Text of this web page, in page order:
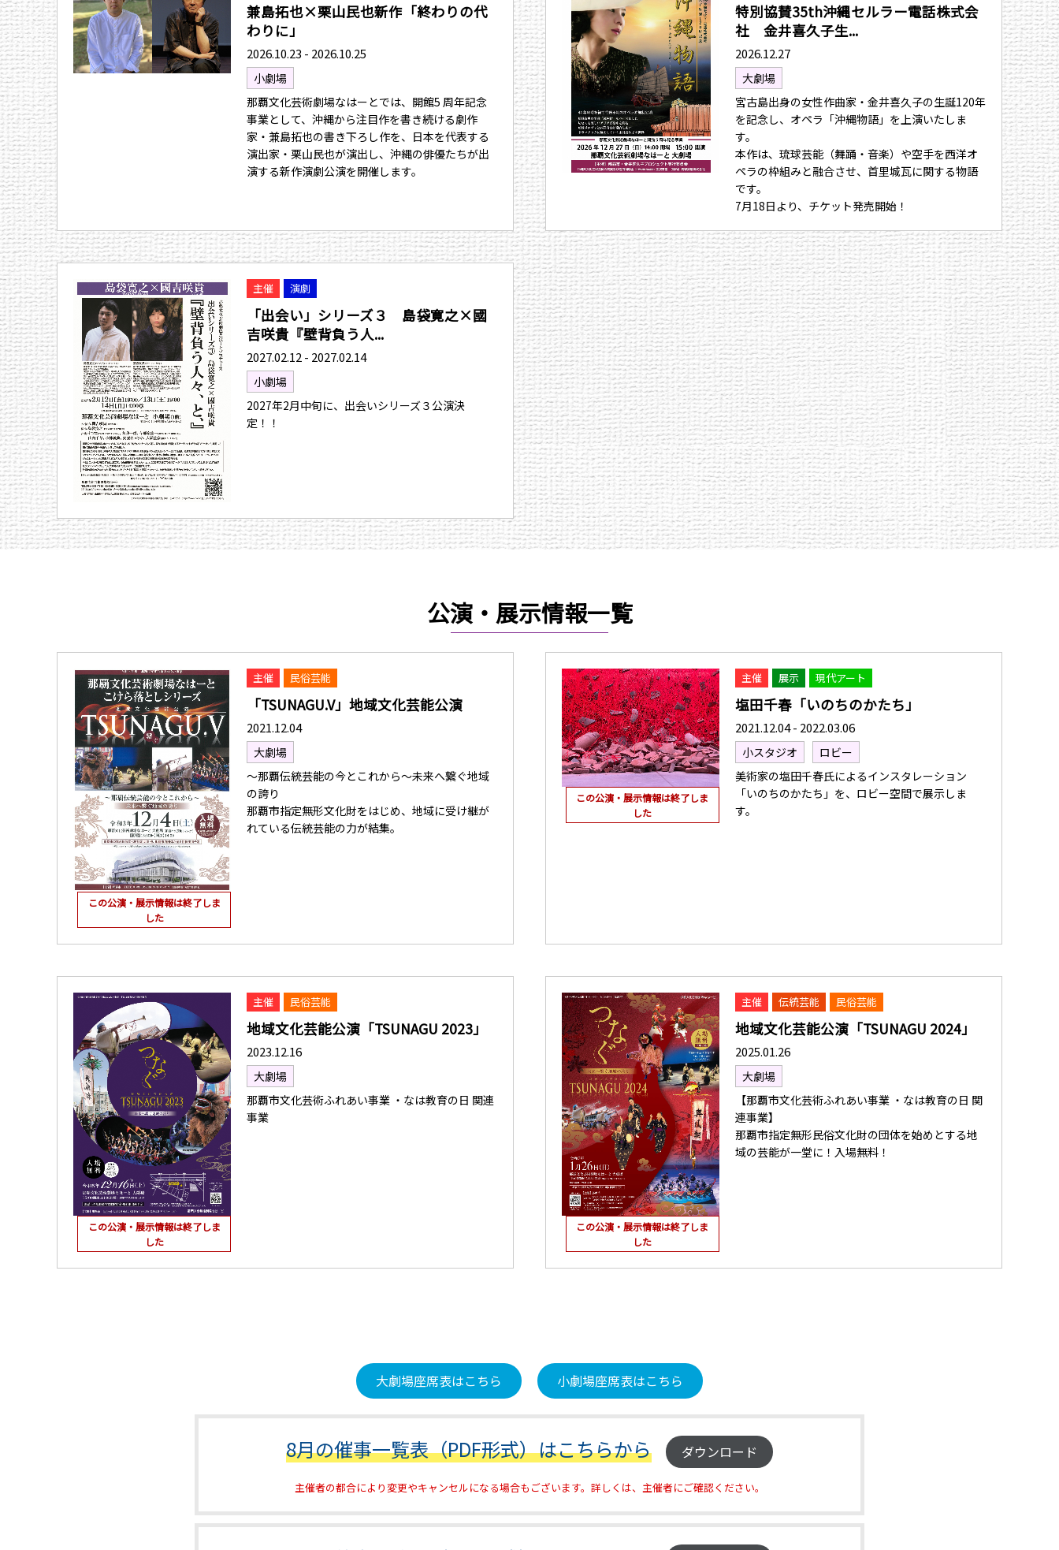
兼島拓也×栗山民也新作「終わりの代
わりに」
2026.10.23 - 2026.10.25
小劇場
那覇文化芸術劇場なはーとでは、開館5 周年記念
事業として、沖縄から注目作を書き続ける劇作
家・兼島拓也の書き下ろし作を、日本を代表する
演出家・栗山民也が演出し、沖縄の俳優たちが出
演する新作演劇公演を開催します。
特別協賛35th沖縄セルラー電話株式会
社 金井喜久子生...
2026.12.27
大劇場
宮古島出身の女性作曲家・金井喜久子の生誕120年
を記念し、オペラ「沖縄物語」を上演いたしま
す。
本作は、琉球芸能（舞踊・音楽）や空手を西洋オ
ペラの枠組みと融合させ、首里城瓦に関する物語
です。
7月18日より、チケット発売開始！
主催 演劇
「出会い」シリーズ３ 島袋寛之×國
吉咲貴『壁背負う人...
2027.02.12 - 2027.02.14
小劇場
2027年2月中旬に、出会いシリーズ３公演決
定！！
公演・展示情報一覧
この公演・展示情報は終了しま
した
主催 民俗芸能
「TSUNAGU.V」地域文化芸能公演
2021.12.04
大劇場
～那覇伝統芸能の今とこれから～未来へ繋ぐ地域
の誇り
那覇市指定無形文化財をはじめ、地域に受け継が
れている伝統芸能の力が結集。
この公演・展示情報は終了しま
した
主催 展示 現代アート
塩田千春「いのちのかたち」
2021.12.04 - 2022.03.06
小スタジオ
ロビー
美術家の塩田千春氏によるインスタレーション
「いのちのかたち」を、ロビー空間で展示しま
す。
この公演・展示情報は終了しま
した
主催 民俗芸能
地域文化芸能公演「TSUNAGU 2023」
2023.12.16
大劇場
那覇市文化芸術ふれあい事業 ・なは教育の日 関連
事業
この公演・展示情報は終了しま
した
主催 伝統芸能 民俗芸能
地域文化芸能公演「TSUNAGU 2024」
2025.01.26
大劇場
【那覇市文化芸術ふれあい事業 ・なは教育の日 関
連事業】
那覇市指定無形民俗文化財の団体を始めとする地
域の芸能が一堂に！入場無料！
大劇場座席表はこちら 小劇場座席表はこちら
8月の催事一覧表（PDF形式）はこちらから ダウンロード
主催者の都合により変更やキャンセルになる場合もございます。詳しくは、主催者にご確認ください。